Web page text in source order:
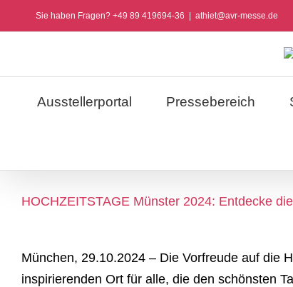
Inhalt
Sie haben Fragen? +49 89 419694-36 athiet@avr-messe.de
Ausstellerportal Pressebereich
HOCHZEITSTAGE Münster 2024: Entdecke
München, 29.10.2024 – Die Vorfreude auf die
inspirierenden Ort für alle, die den schönsten